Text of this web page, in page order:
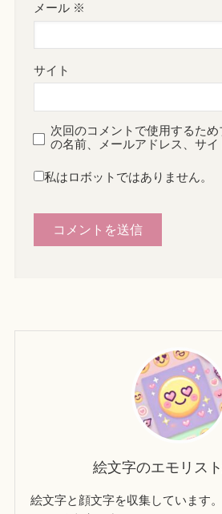
メール ※
サイト
次回のコメントで使用するた
の名前、メールアドレス、サイ
私はロボットではありません。
絵文字のエモリス
絵文字と顔文字を収集しています。